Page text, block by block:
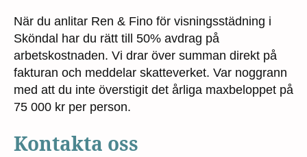
När du anlitar Ren & Fino för visningsstädning i
Sköndal har du rätt till 50% avdrag på
arbetskostnaden. Vi drar över summan direkt på
fakturan och meddelar skatteverket. Var noggrann
med att du inte överstigit det årliga maxbeloppet på
75 000 kr per person.
Kontakta oss